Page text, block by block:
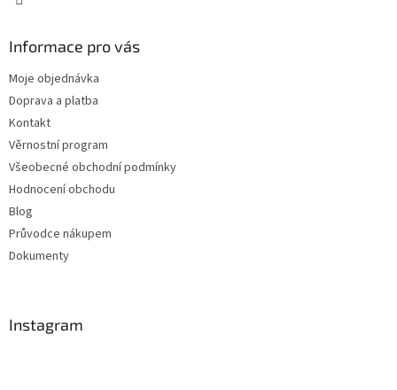
Informace pro vás
Moje objednávka
Doprava a platba
Kontakt
Věrnostní program
Všeobecné obchodní podmínky
Hodnocení obchodu
Blog
Průvodce nákupem
Dokumenty
Instagram